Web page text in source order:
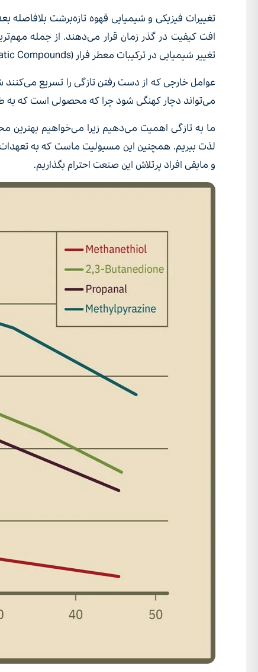
تغییرات فیزیکی و شیمیایی قهوه تازه‌برشت
تغییر شیمیایی در ترکیبات معطر فرار (Volatile Aromatic Compounds) و در مرحله‌ی بعد خروج فیزیکی گاز است.
عوامل خارجی که از دست رفتن تازگی را تسریع
می‌تواند دچار کهنگی شود چرا که محصولی است که به
ما به تازگی اهمیت می‌دهیم زیرا می‌خواهیم بهترین
لذت ببریم. همچنین این مسیولیت ماست که به تعهدات
و مابقی افراد پرتلاش این صنعت احترام بگذاریم.